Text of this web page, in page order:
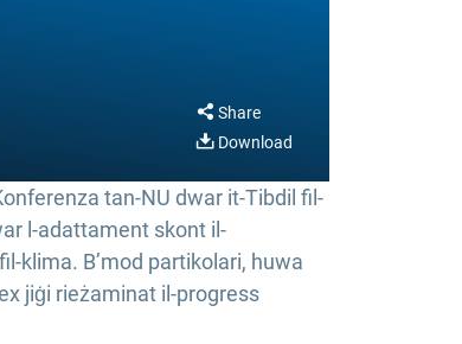
Share
Download
tan-NU dwar it-Tibdil fil-
l-adattament skont il-
klima. B’mod partikolari, huwa
jiġi rieżaminat il-progress